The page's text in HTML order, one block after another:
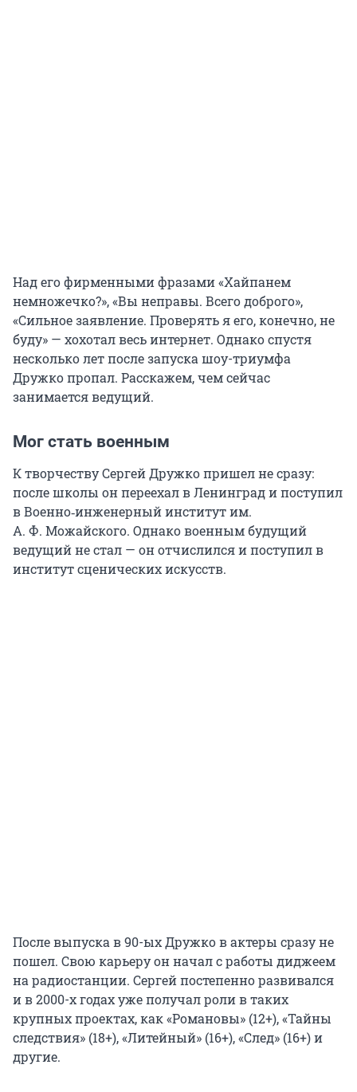
Над его фирменными фразами «Хайпанем
немножечко?», «Вы неправы. Всего доброго»,
«Сильное заявление. Проверять я его, конечно, не
буду» — хохотал весь интернет. Однако спустя
несколько лет после запуска шоу-триумфа
Дружко пропал. Расскажем, чем сейчас
занимается ведущий.
Мог стать военным
К творчеству Сергей Дружко пришел не сразу:
после школы он переехал в Ленинград и поступил
в Военно‑инженерный институт им.
А. Ф. Можайского. Однако военным будущий
ведущий не стал — он отчислился и поступил в
институт сценических искусств.
После выпуска в 90-ых Дружко в актеры сразу не
пошел. Свою карьеру он начал с работы диджеем
на радиостанции. Сергей постепенно развивался
и в 2000-х годах уже получал роли в таких
крупных проектах, как «Романовы» (12+), «Тайны
следствия» (18+), «Литейный» (16+), «След» (16+) и
другие.